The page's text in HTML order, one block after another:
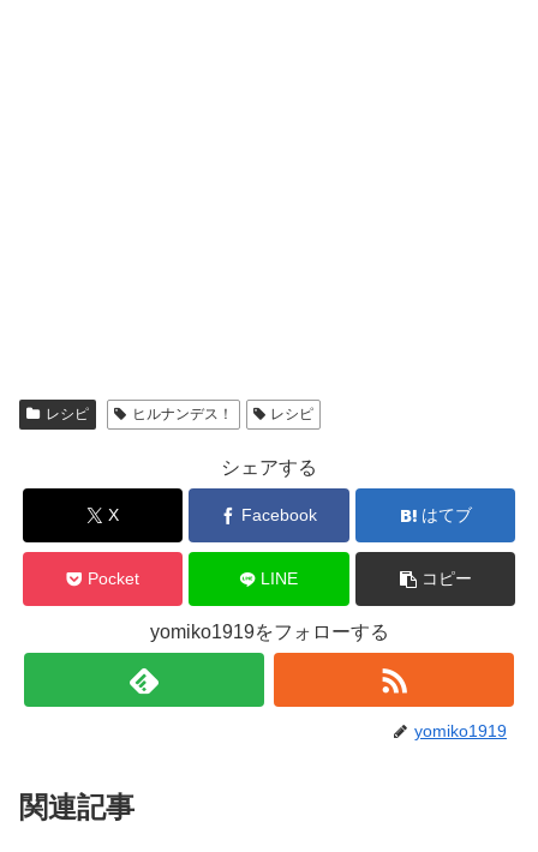
レシピ ヒルナンデス！ レシピ
シェアする
X Facebook はてブ
Pocket LINE コピー
yomiko1919をフォローする
yomiko1919
関連記事